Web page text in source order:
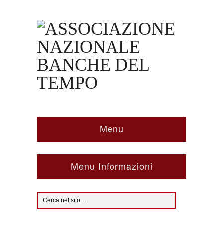
Menu
Menu Informazioni